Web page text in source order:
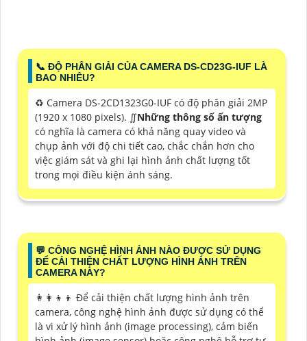
📞 ĐỘ PHÂN GIẢI CỦA CAMERA DS-CD23G-IUF LÀ
BAO NHIÊU?
♻️ Camera DS-2CD1323G0-IUF có độ phân giải 2MP
(1920 x 1080 pixels). ∬Những thông số ấn tượng
có nghĩa là camera có khả năng quay video và
chụp ảnh với độ chi tiết cao, chắc chắn hơn cho
việc giám sát và ghi lại hình ảnh chất lượng tốt
trong mọi điều kiện ánh sáng.
️💬 CÔNG NGHỆ HÌNH ẢNH NÀO ĐƯỢC SỬ DỤNG
ĐỂ CẢI THIỆN CHẤT LƯỢNG HÌNH ẢNH TRÊN
CAMERA NÀY?
👩‍👩‍👦‍👦 Để cải thiện chất lượng hình ảnh trên
camera, công nghệ hình ảnh được sử dụng có thể
là vi xử lý hình ảnh (image processing), cảm biến